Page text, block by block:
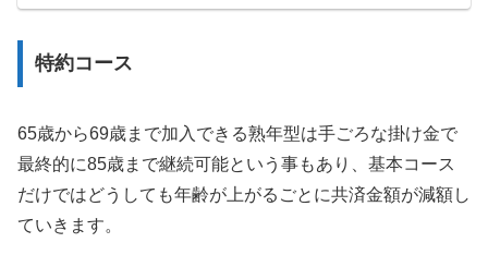
特約コース
65歳から69歳まで加入できる熟年型は手ごろな掛け金で
最終的に85歳まで継続可能という事もあり、基本コース
だけではどうしても年齢が上がるごとに共済金額が減額し
ていきます。